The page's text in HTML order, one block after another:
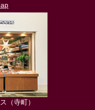
（寺町）